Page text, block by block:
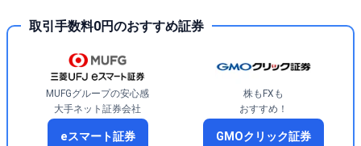
取引手数料0円のおすすめ証券
MUFGグループの安心感
大手ネット証券会社
eスマート証券
株もFXも
おすすめ！
GMOクリック証券